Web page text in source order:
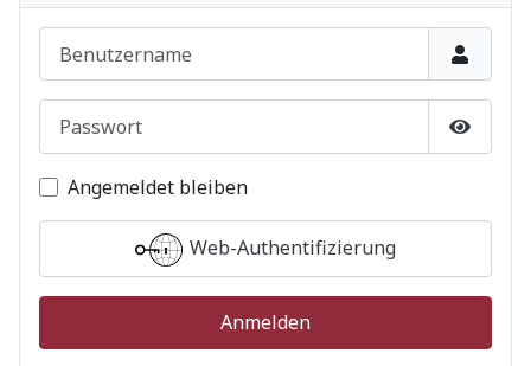
Angemeldet bleiben
Web-Authentifizierung
Anmelden